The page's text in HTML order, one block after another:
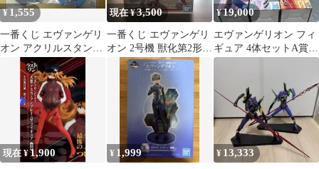
¥ 1,555
一番くじ エヴァンゲリ
オン アクリルスタンド
4種セット
現在 ¥3,500
一番くじ エヴァンゲリ
オン 2号機 獣化第2形態
フィギュア
¥19,000
エヴァンゲリオン フィ
ギュア 4体セットA賞B
賞C賞D賞 一番くじ
現在 ¥1,900 ¥ 1,999 ¥ 13,333